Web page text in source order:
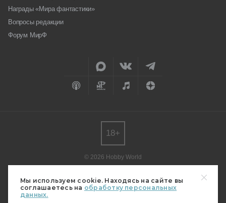
Мы используем cookie. Находясь на сайте вы
соглашаетесь на обработку персональных
данных.
Награды «Мира фантастики»
Вопросы редакции
Форум МирФ
© 2026 Hobby World
редакции.
Мнение авторов может не совпадать с мнением редакции.
Свидетельство о регистрации СМИ серия Эл № ФС77-82485
18+